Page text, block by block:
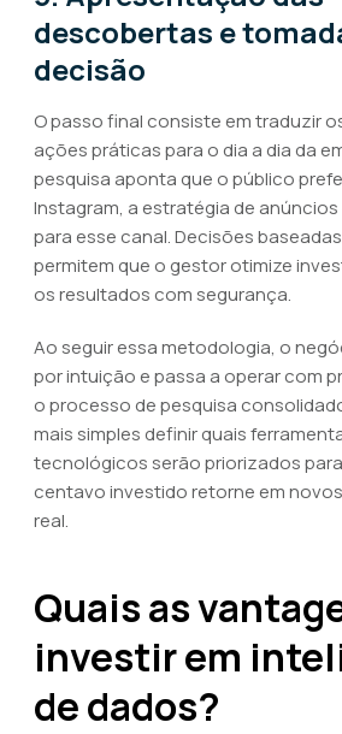
descobertas e
decisão
O passo final consiste em traduzir
ações práticas para o dia a dia da
pesquisa aponta que o público
Instagram, a estratégia de
para esse canal. Decisões
permitem que o gestor otimize
os resultados com segurança.
Ao seguir essa metodologia, o
por intuição e passa a operar com
o processo de pesquisa
mais simples definir quais
tecnológicos serão priorizados
centavo investido retorne em
real.
Quais as
investir em
de dados?